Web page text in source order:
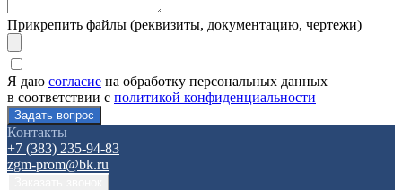
Прикрепить файлы (реквизиты, документацию, чертежи)
Я даю согласие на обработку персональных данных
в соответствии с политикой конфиденциальности
Контакты
+7 (383) 235-94-83
zgm-prom@bk.ru